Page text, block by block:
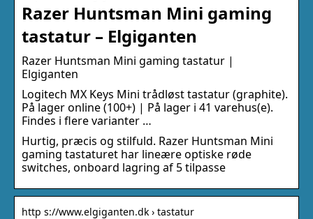
Razer Huntsman Mini gaming
tastatur – Elgiganten
Razer Huntsman Mini gaming tastatur |
Elgiganten
Logitech MX Keys Mini trådløst tastatur (graphite).
På lager online (100+) | På lager i 41 varehus(e).
Findes i flere varianter …
Hurtig, præcis og stilfuld. Razer Huntsman Mini
gaming tastaturet har lineære optiske røde
switches, onboard lagring af 5 tilpasse
http s://www.elgiganten.dk › tastatur